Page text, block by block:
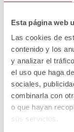
Esta página web
Las cookies de
contenido y los
y analizar el
el uso que haga
sociales,
combinarla con
o que hayan
sus servicios.